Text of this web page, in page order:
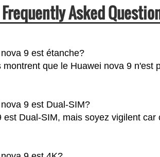
Asked
9 est étanche?
montrent que le Huawei nova 9 n'est
9 est Dual-SIM?
est Dual-SIM, mais soyez vigilent